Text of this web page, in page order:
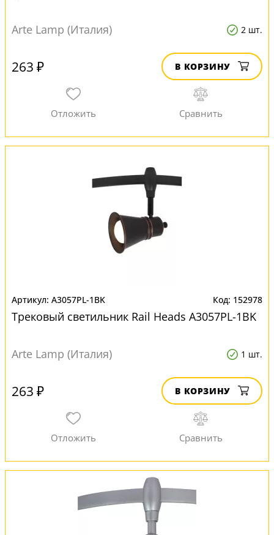
Arte Lamp (Италия) 2 шт.
263 ₽ В КОРЗИНУ
A3057PL-1BK 152978
Трековый светильник Rail Heads A3057PL-1BK
Arte Lamp (Италия) 1 шт.
263 ₽ В КОРЗИНУ